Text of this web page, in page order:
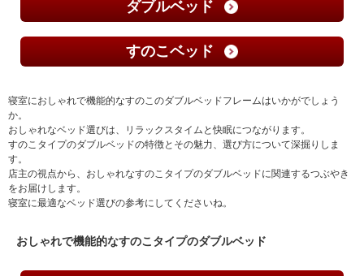
ダブルベッド
すのこベッド
寝室におしゃれで機能的なすのこのダブルベッドフレームはいかがでしょう
か。
おしゃれなベッド選びは、リラックスタイムと快眠につながります。
すのこタイプのダブルベッドの特徴とその魅力、選び方について深掘りしま
す。
店主の視点から、おしゃれなすのこタイプのダブルベッドに関連するつぶやき
をお届けします。
寝室に最適なベッド選びの参考にしてくださいね。
おしゃれで機能的なすのこタイプのダブルベッド